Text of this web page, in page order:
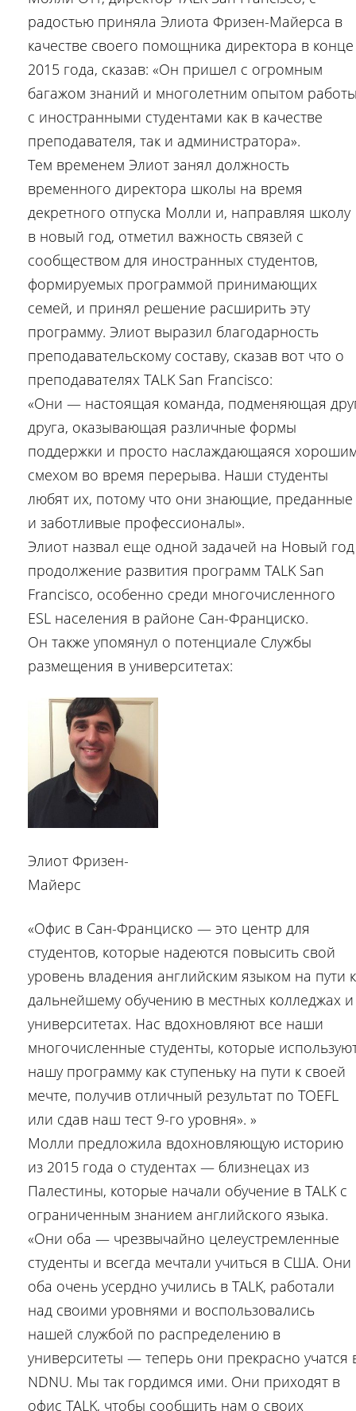
радостью приняла Элиота Фризен-Майерса в
качестве своего помощника директора в конце
2015 года, сказав: «Он пришел с огромным
багажом знаний и многолетним опытом
с иностранными студентами как в качестве
преподавателя, так и администратора».
Тем временем Элиот занял должность
временного директора школы на время
декретного отпуска Молли и, направляя школу
в новый год, отметил важность связей с
сообществом для иностранных студентов,
формируемых программой принимающих
семей, и принял решение расширить эту
программу. Элиот выразил благодарность
преподавательскому составу, сказав вот что о
преподавателях TALK San Francisco:
«Они — настоящая команда, подменяющая
друга, оказывающая различные формы
поддержки и просто наслаждающаяся
смехом во время перерыва. Наши студенты
любят их, потому что они знающие, преданные
и заботливые профессионалы».
Элиот назвал еще одной задачей на Новый год
продолжение развития программ TALK San
Francisco, особенно среди многочисленного
ESL населения в районе Сан-Франциско.
Он также упомянул о потенциале Службы
размещения в университетах:
Элиот Фризен-
Майерс
«Офис в Сан-Франциско — это центр для
студентов, которые надеются повысить свой
уровень владения английским языком на пути к
дальнейшему обучению в местных колледжах и
университетах. Нас вдохновляют все наши
многочисленные студенты, которые
нашу программу как ступеньку на пути к своей
мечте, получив отличный результат по TOEFL
или сдав наш тест 9-го уровня». »
Молли предложила вдохновляющую историю
из 2015 года о студентах — близнецах из
Палестины, которые начали обучение в TALK с
ограниченным знанием английского языка.
«Они оба — чрезвычайно целеустремленные
студенты и всегда мечтали учиться в США. Они
оба очень усердно учились в TALK, работали
над своими уровнями и воспользовались
нашей службой по распределению в
университеты — теперь они прекрасно учатся
NDNU. Мы так гордимся ими. Они приходят в
офис TALK, чтобы сообщить нам о своих